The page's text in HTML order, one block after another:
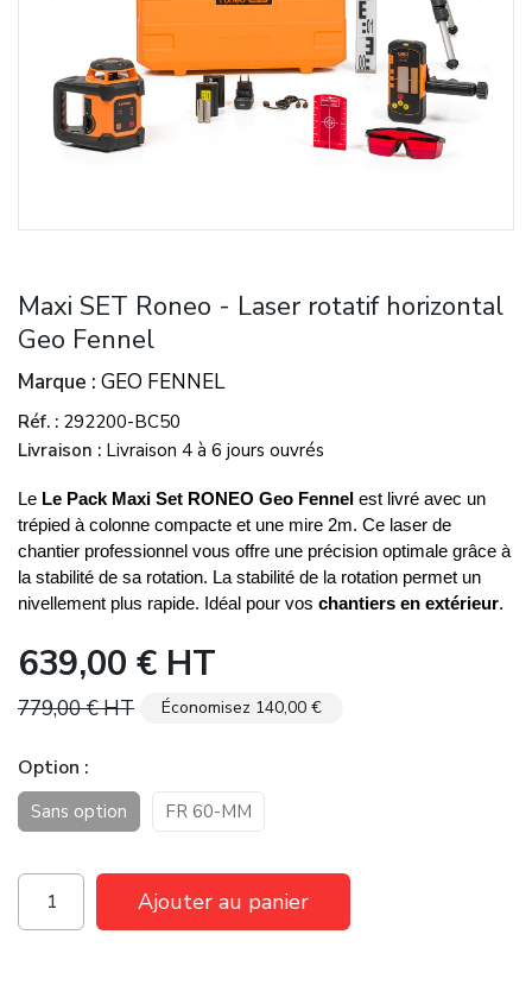
Maxi SET Roneo - Laser rotatif horizontal
Geo Fennel
Marque GEO FENNEL
Réf. 292200-BC50
Livraison
Livraison 4 à 6 jours ouvrés
Le Le Pack Maxi Set RONEO Geo Fennel est livré avec un
trépied à colonne compacte et une mire 2m. Ce laser de
chantier professionnel vous offre une précision optimale grâce à
la stabilité de sa rotation. La stabilité de la rotation permet un
nivellement plus rapide. Idéal pour vos chantiers en extérieur.
639,00 € HT
779,00 €HT Économisez 140,00 €
Option
Sans option FR 60-MM
Ajouter au panier